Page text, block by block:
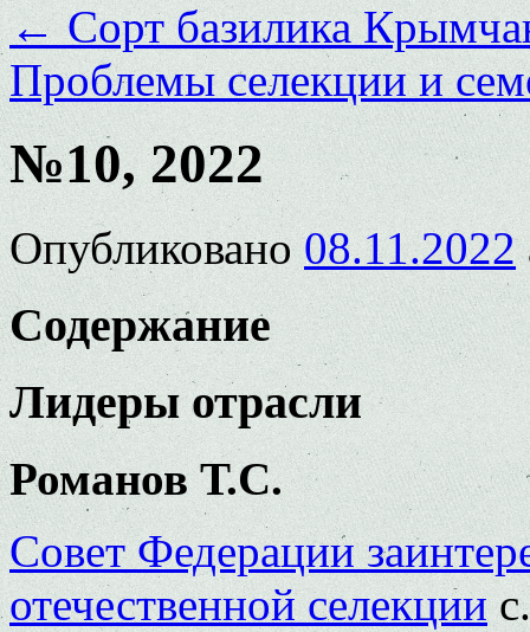
←Cорт базилика
Проблемы селекции и
№10, 2022
Опубликовано 08.11.2022
Содержание
Лидеры отрасли
Романов Т.С.
Совет Федерации
отечественной селекции